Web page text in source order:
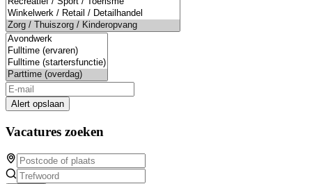
Alert opslaan
Vacatures zoeken